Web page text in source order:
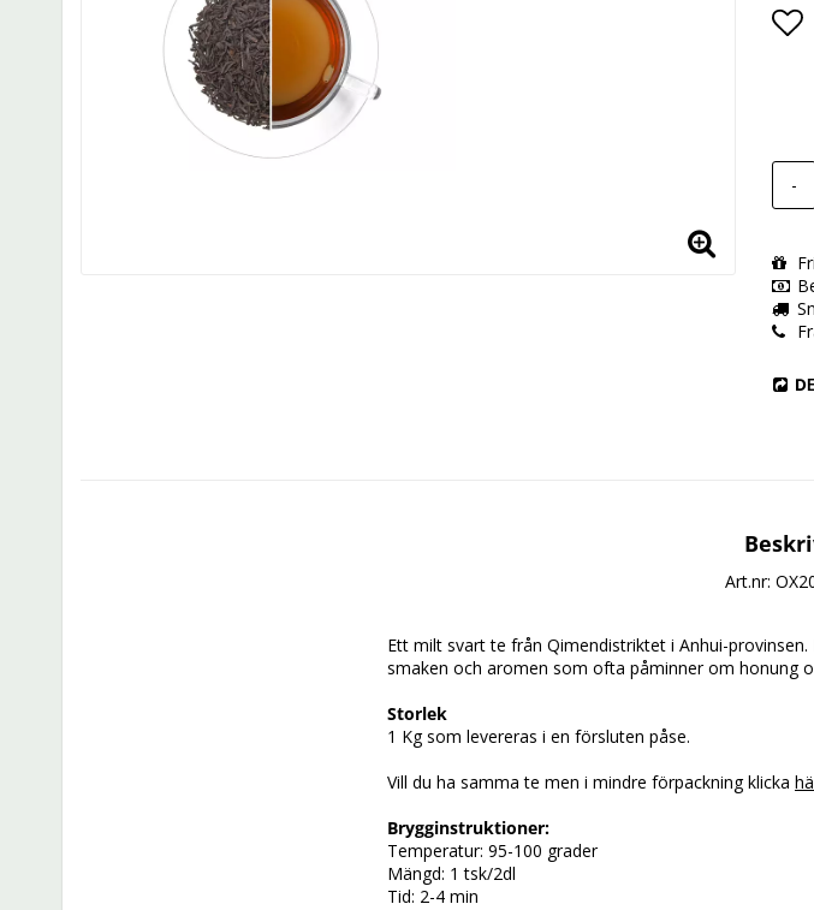
-
Art.nr:
Ett milt svart te från Qimendistriktet i Anhui-
smaken och aromen som ofta påminner om honung
Storlek
1 Kg som levereras i en försluten påse.
Vill du ha samma te men i mindre förpackning klicka
Brygginstruktioner:
Temperatur: 95-100 grader
Mängd: 1 tsk/2dl
Tid: 2-4 min